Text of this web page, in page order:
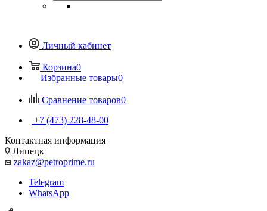
Личный кабинет
Корзина0
Избранные товары0
Сравнение товаров0
+7 (473) 228-48-00
Контактная информация
Липецк
zakaz@petroprime.ru
Telegram
WhatsApp